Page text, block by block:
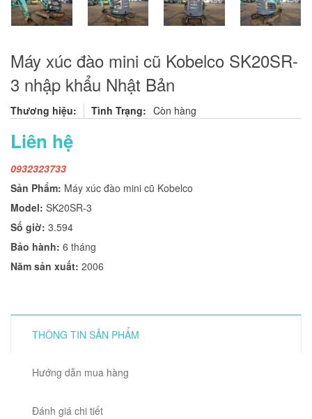
Máy xúc đào mini cũ Kobelco SK20SR-
3 nhập khẩu Nhật Bản
Thương hiệu: Tình Trạng: Còn hàng
Liên hệ
0932323733
Sản Phẩm: Máy xúc đào mini cũ Kobelco
Model: SK20SR-3
Số giờ: 3.594
Bảo hành: 6 tháng
Năm sản xuất: 2006
THÔNG TIN SẢN PHẨM
Hướng dẫn mua hàng
Đánh giá chi tiết